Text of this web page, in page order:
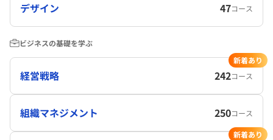
デザイン 47コース
ビジネスの基礎を学ぶ
経営戦略 242コース
新着あり
組織マネジメント 250コース
新着あり